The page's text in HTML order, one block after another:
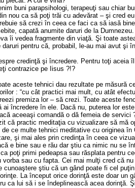
buni parapsihologi, terapeuţi sau chiar
nou ca să poţi trăi cu adevărat – şi cred
să crezi în ceea ce faci ca să iasă
capată anumite daruri de la
îi vedea fragmente din viaţă. Şi toate
pentru că, probabil, le-au mai avut
credinţă şi încredere. Pentru toţi
contrazice pe Iisus ?!?
aceste tehnici dau rezultate pe măsură
: “cu cât practici mai mult, cu atât
premiza lor – să crezi. Toate aceste
încredere în ele. Dacă nu, puterea lor
aceeaşi comandă o dă femeia de servici
că practic meditaţia cu vizualizare să mă
ce multe tehnici meditative cu originea
şi mai ales prin credinţa în ceea ce
e bine sau e rău dar ştiu ca nimic nu se
poţi primi pedeapsa sau răsplata pentru
sau cu fapta. Cei mai mulţi cred că nu
ştiu că un gând poate fi cel
La început orice dorinţă este doar un
ca lui să i se îndeplinească acea dorinţă.